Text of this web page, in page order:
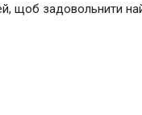
щоб задовольнити